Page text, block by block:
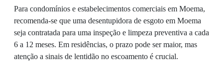
Para condomínios e estabelecimentos comerciais em Moema,
recomenda-se que uma desentupidora de esgoto em Moema
seja contratada para uma inspeção e limpeza preventiva a cada
6 a 12 meses. Em residências, o prazo pode ser maior, mas
atenção a sinais de lentidão no escoamento é crucial.